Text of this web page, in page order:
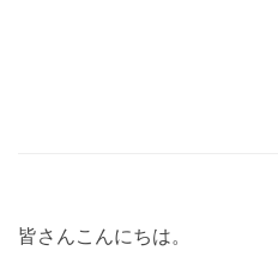
皆さんこんにちは。